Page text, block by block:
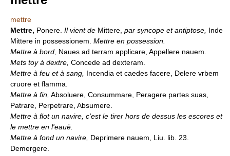
mettre
Mettre, Ponere. Il vient de Mittere, par syncope et antiptose, Inde
Mittere in possessionem. Mettre en possession.
Mettre à bord, Naues ad terram applicare, Appellere nauem.
Mets toy à dextre, Concede ad dexteram.
Mettre à feu et à sang, Incendia et caedes facere, Delere vrbem
cruore et flamma.
Mettre à fin, Absoluere, Consummare, Peragere partes suas,
Patrare, Perpetrare, Absumere.
Mettre à flot un navire, c'est le tirer hors de dessus les escores et
le mettre en l'eauë.
Mettre à fond un navire, Deprimere nauem, Liu. lib. 23.
Demergere.